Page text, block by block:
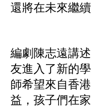
還將在未來繼
編劇陳志遠講
友進入了新的
師希望來自香
益，孩子們在